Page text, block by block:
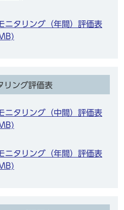
タリング（年間）評価表
リング評価表
タリング（中間）評価表
タリング（年間）評価表